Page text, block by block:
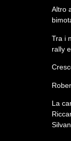
Altro
Tra i
rally
La